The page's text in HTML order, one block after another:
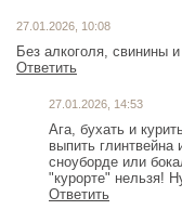
27.01.2026, 10:08
Без алкоголя, свинины и
Ответить
27.01.2026, 14:53
Ага, бухать и
выпить глинтвейна
сноуборде или
"курорте" нельзя!
Ответить